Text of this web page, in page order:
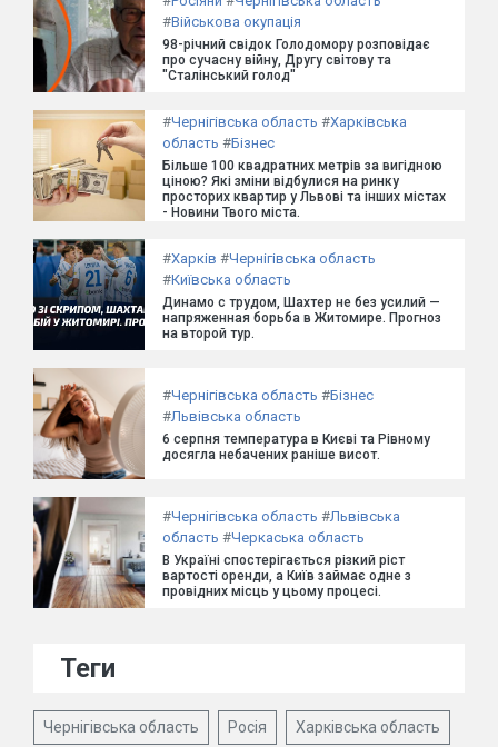
#Військова окупація
98-річний свідок Голодомору розповідає
про сучасну війну, Другу світову та
"Сталінський голод"
#Чернігівська область #Харківська
область #Бізнес
Більше 100 квадратних метрів за вигідною
ціною? Які зміни відбулися на ринку
просторих квартир у Львові та інших містах
- Новини Твого міста.
#Харків #Чернігівська область
#Київська область
Динамо с трудом, Шахтер не без усилий —
напряженная борьба в Житомире. Прогноз
на второй тур.
#Чернігівська область #Бізнес
#Львівська область
6 серпня температура в Києві та Рівному
досягла небачених раніше висот.
#Чернігівська область #Львівська
область #Черкаська область
В Україні спостерігається різкий ріст
вартості оренди, а Київ займає одне з
провідних місць у цьому процесі.
Теги
Чернігівська область Росія Харківська область